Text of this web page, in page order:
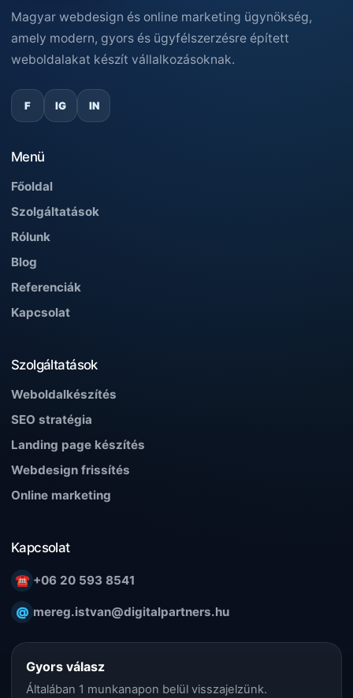
Magyar webdesign és online marketing ügynökség,
amely modern, gyors és ügyfélszerzésre épített
weboldalakat készít vállalkozásoknak.
F IG IN
Menü
Főoldal
Szolgáltatások
Rólunk
Blog
Referenciák
Kapcsolat
Szolgáltatások
Weboldalkészítés
SEO stratégia
Landing page készítés
Webdesign frissítés
Online marketing
Kapcsolat
☎ +06 20 593 8541
@ mereg.istvan@digitalpartners.hu
Gyors válasz
Általában 1 munkanapon belül visszajelzünk.